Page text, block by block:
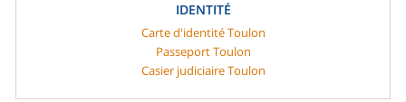
IDENTITÉ
Carte d'identité Toulon
Passeport Toulon
Casier judiciaire Toulon